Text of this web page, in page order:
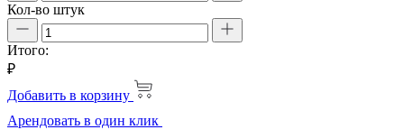
Кол-во штук
Итого:
₽
Добавить в корзину
Арендовать в один клик